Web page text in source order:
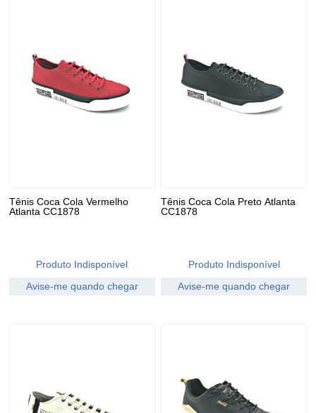
Tênis Coca Cola Vermelho
Atlanta CC1878
Produto Indisponível
Avise-me quando chegar
Tênis Coca Cola Preto Atlanta
CC1878
Produto Indisponível
Avise-me quando chegar